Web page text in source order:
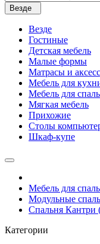
Везде
Везде
Гостиные
Детская мебель
Малые формы
Матрасы и
Мебель для
Мебель для
Мягкая мебель
Прихожие
Столы
Шкаф-купе
Мебель для
Модульные
Спальня Кантри
Категории